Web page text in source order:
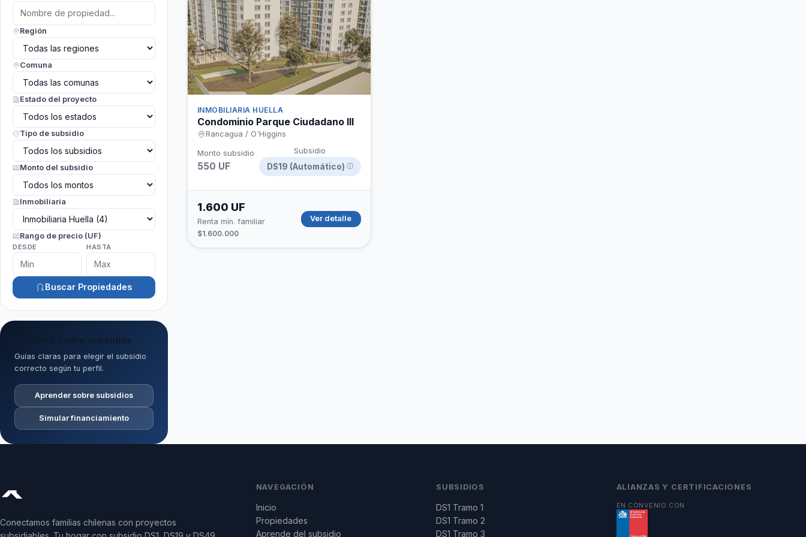
hipotecario
Región
Comuna
Estado del proyecto
Tipo de subsidio
Monto del subsidio
Inmobiliaria
Rango de precio (UF)
DESDE HASTA
Buscar Propiedades
Aprende sobre subsidios
Guías claras para elegir el subsidio
correcto según tu perfil.
Aprender sobre subsidios
Simular financiamiento
INMOBILIARIA HUELLA
Condominio Parque Ciudadano III
Rancagua / O'Higgins
Monto subsidio
550 UF
Subsidio
DS19 (Automático) ⓘ
1.600 UF
Renta mín. familiar
$1.600.000
Ver detalle
Conectamos familias chilenas con proyectos
NAVEGACIÓN
Inicio
Propiedades
Aprende del subsidio
SUBSIDIOS
DS1 Tramo 1
DS1 Tramo 2
DS1 Tramo 3
ALIANZAS Y CERTIFICACIONES
EN CONVENIO CON